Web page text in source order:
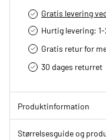
Gratis levering
Hurtig levering­:
Gratis retur for
30 dages returret
Produktinformation
Størrelsesguide og